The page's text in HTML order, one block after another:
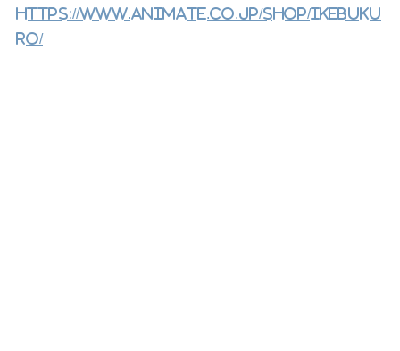
https://www.animate.co.jp/shop/ikebuku
ro/